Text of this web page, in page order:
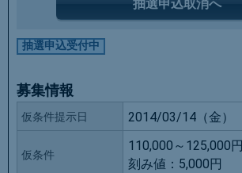
抽選申込取消へ
抽選申込受付中
募集情報
仮条件提示日 2014/03/14（金）
仮条件
110,000～125,000円
刻み値： 5,000円